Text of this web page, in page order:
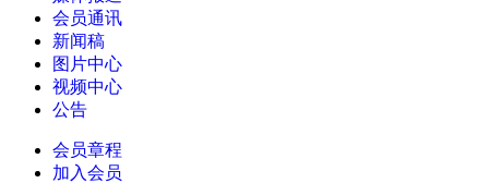
会员通讯
新闻稿
图片中心
视频中心
公告
会员章程
加入会员